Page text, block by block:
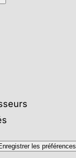
les préférences